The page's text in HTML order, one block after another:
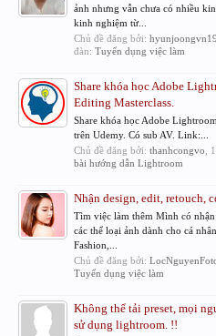
ảnh nhưng vẫn chưa có nhiều
kinh nghiệm từ...
Chủ đề đăng bởi:
đàn: Tuyển dụng việc làm
Share khóa học Adobe
Editing Masterclass.
Share khóa học Adobe
trên Udemy. Có sub AV. Link:...
Chủ đề đăng bởi: thanhcongvo
bài hướng dẫn Lightroom
Nhận design, edit, retouch,
Tìm việc làm thêm Mình có
các thể loại ảnh dành cho cá
Fashion,...
Chủ đề đăng bởi:
Tuyển dụng việc làm
Không thể tải preset, mọi
sử dụng lightroom. !!